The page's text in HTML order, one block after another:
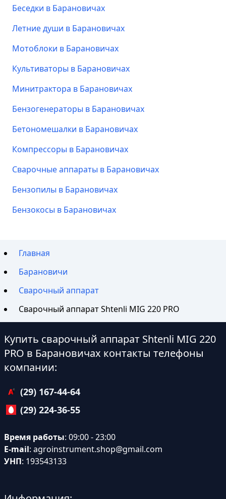
Беседки в Барановичах
Летние души в Барановичах
Мотоблоки в Барановичах
Культиваторы в Барановичах
Минитрактора в Барановичах
Бензогенераторы в Барановичах
Бетономешалки в Барановичах
Компрессоры в Барановичах
Сварочные аппараты в Барановичах
Бензопилы в Барановичах
Бензокосы в Барановичах
Главная
Барановичи
Сварочный аппарат
Сварочный аппарат Shtenli МIG 220 PRO
Купить сварочный аппарат Shtenli МIG 220
PRO в Барановичах контакты телефоны
компании:
(29) 167-44-64
(29) 224-36-55
Время работы: 09:00 - 23:00
E-mail: agroinstrument.shop@gmail.com
УНП: 193543133